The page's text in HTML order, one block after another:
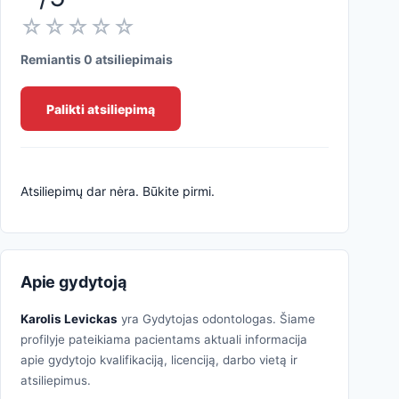
☆☆☆☆☆
Remiantis 0 atsiliepimais
Palikti atsiliepimą
Atsiliepimų dar nėra. Būkite pirmi.
Apie gydytoją
Karolis Levickas yra Gydytojas odontologas. Šiame
profilyje pateikiama pacientams aktuali informacija
apie gydytojo kvalifikaciją, licenciją, darbo vietą ir
atsiliepimus.